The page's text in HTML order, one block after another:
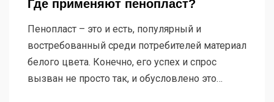
Где применяют пенопласт?
Пенопласт – это и есть, популярный и
востребованный среди потребителей материал
белого цвета. Конечно, его успех и спрос
вызван не просто так, и обусловлено это…